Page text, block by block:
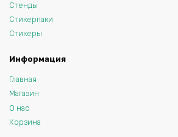
Стенды
Стикерпаки
Стикеры
Информация
Главная
Магазин
О нас
Корзина